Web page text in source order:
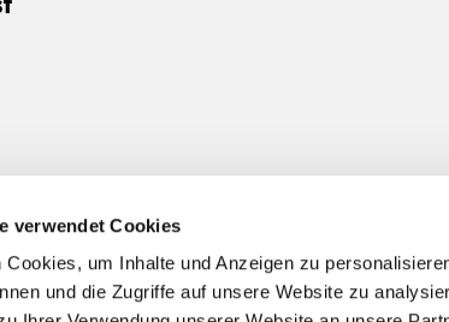
verwendet Cookies
Cookies, um Inhalte und Anzeigen zu
und die Zugriffe auf unsere Website zu